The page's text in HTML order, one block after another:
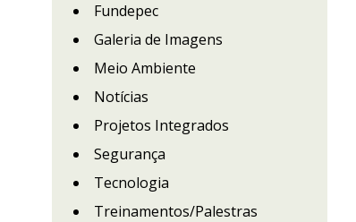
Fundepec
Galeria de Imagens
Meio Ambiente
Notícias
Projetos Integrados
Segurança
Tecnologia
Treinamentos/Palestras